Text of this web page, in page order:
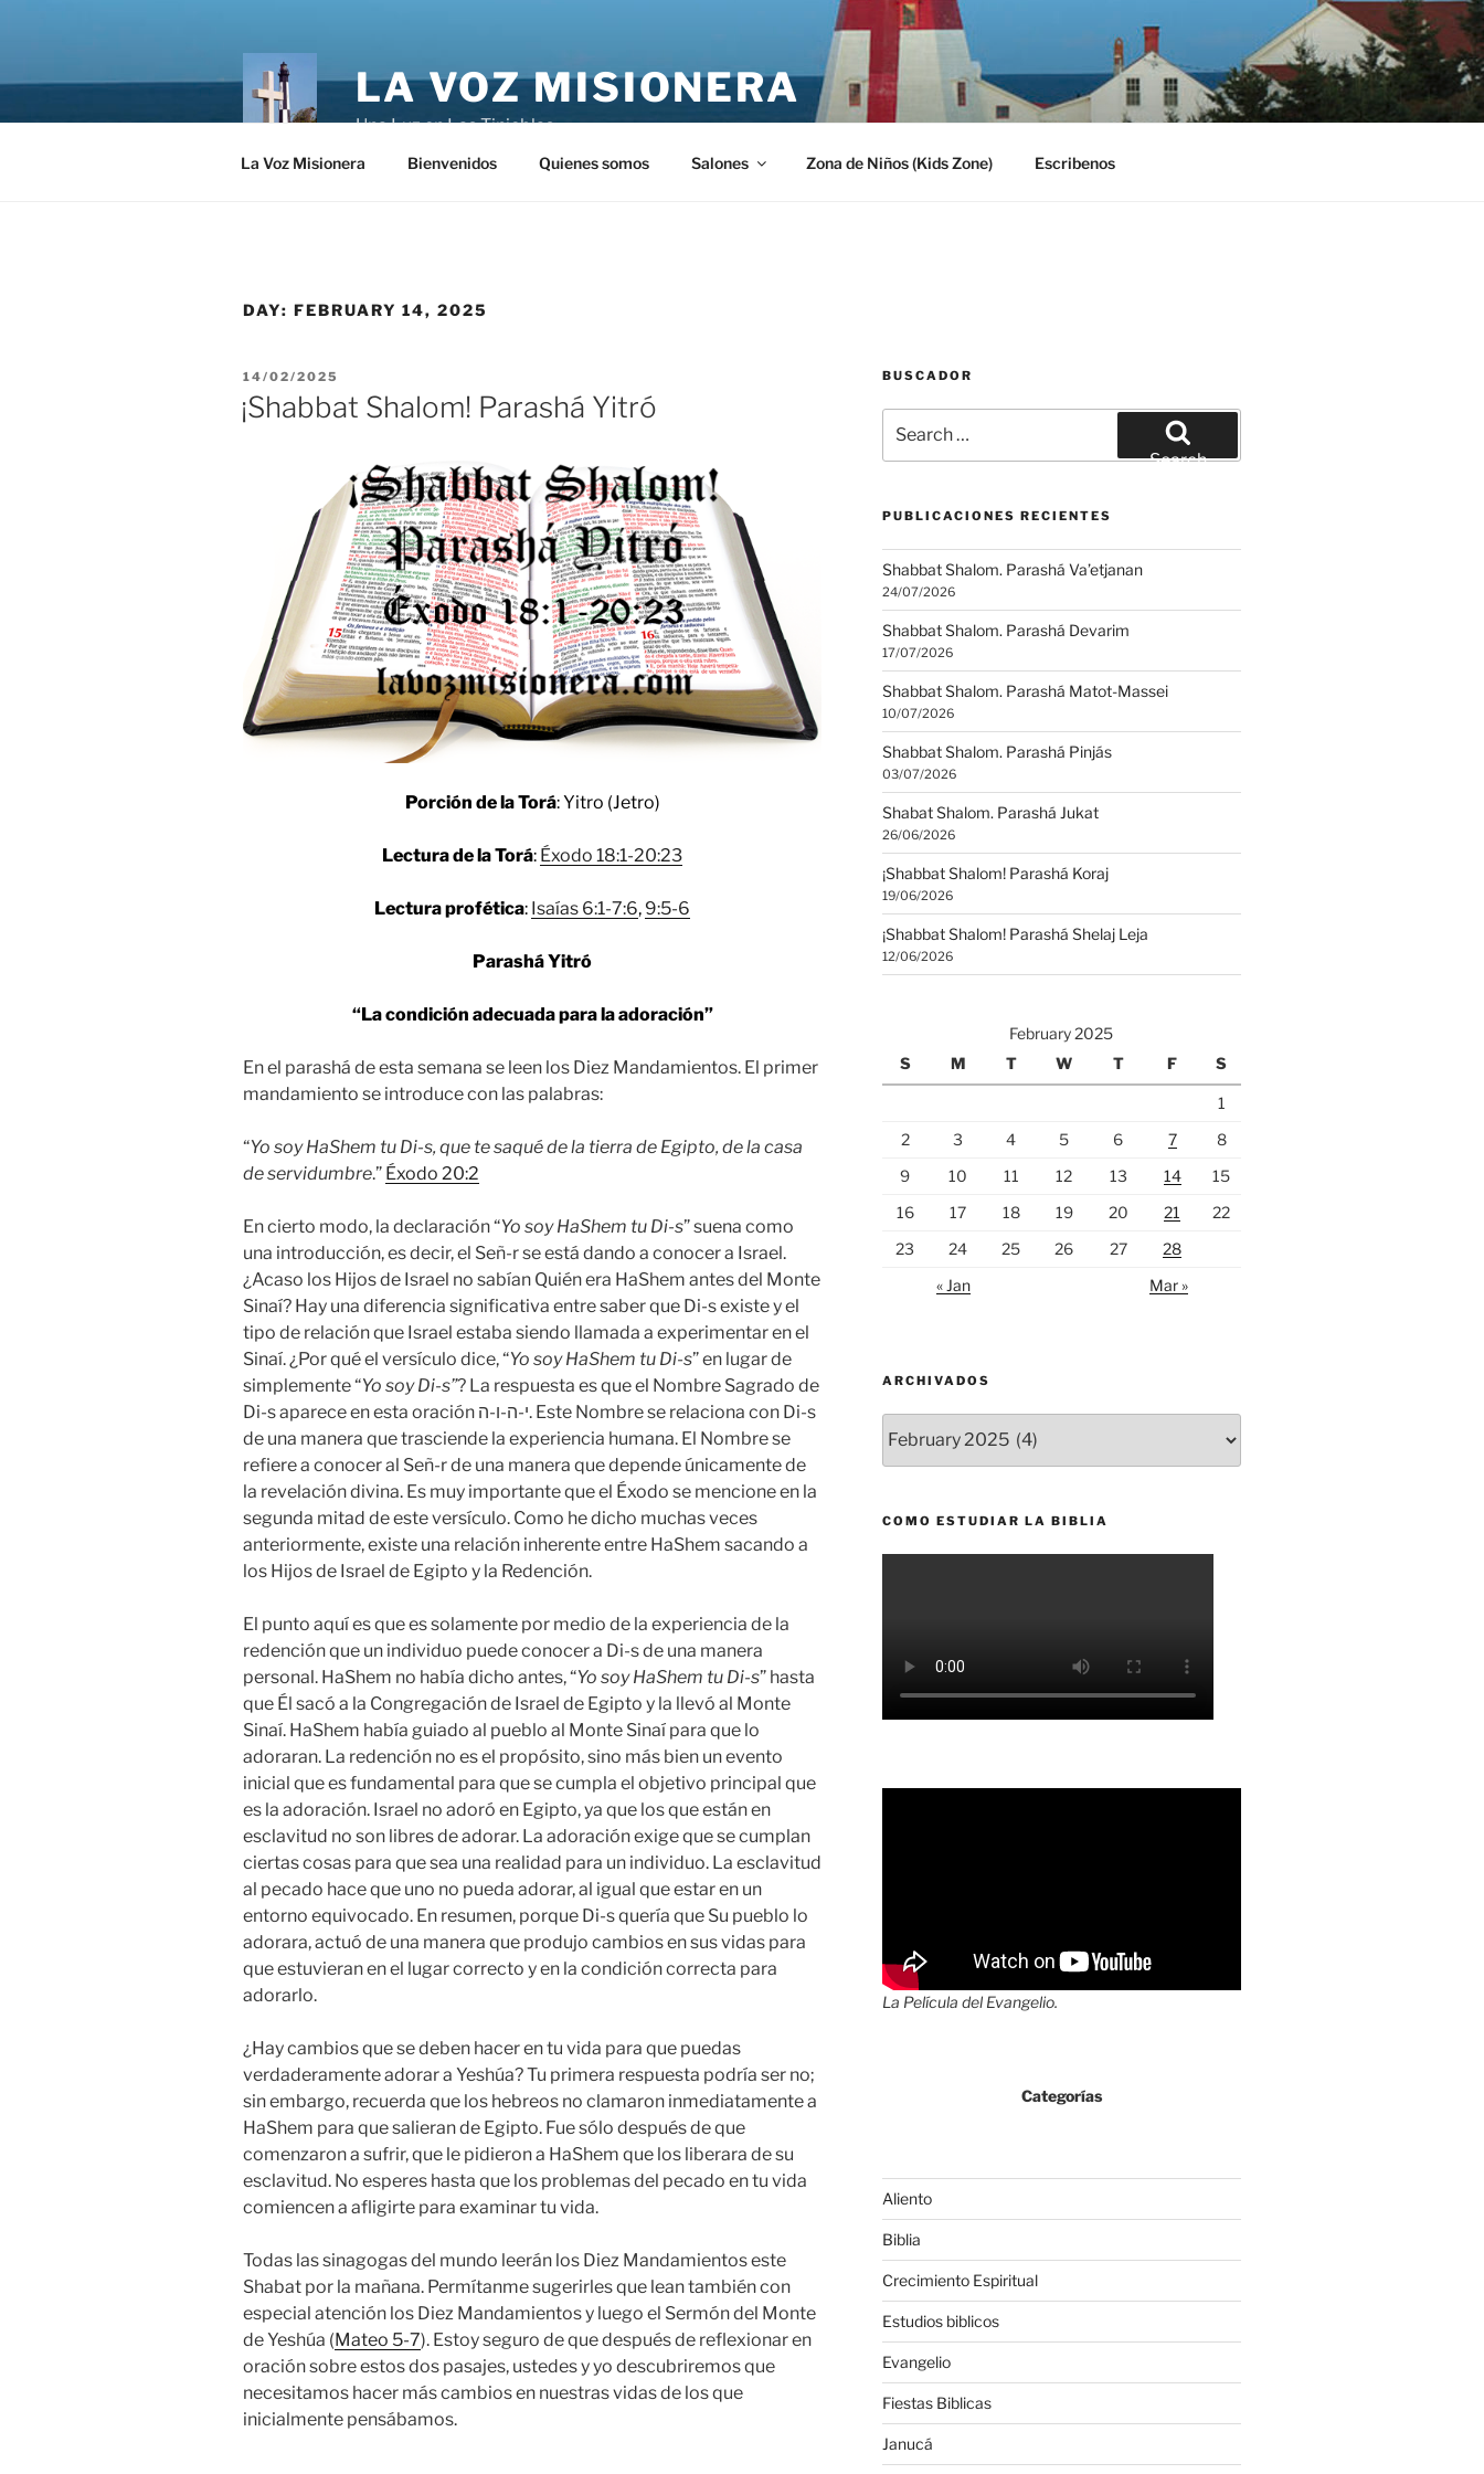
LA VOZ MISIONERA
Una Luz en Las Tinieblas
La Voz Misionera Bienvenidos Quienes somos Salones Zona de Niños (Kids Zone) Escribenos
DAY: FEBRUARY 14, 2025
POSTED
ON
14/02/2025
¡Shabbat Shalom! Parashá Yitró
Porción de la Torá: Yitro (Jetro)
Lectura de la Torá: Éxodo 18:1-20:23
Lectura profética: Isaías 6:1-7:6, 9:5-6
Parashá Yitró
“La condición adecuada para la adoración”
En el parashá de esta semana se leen los Diez Mandamientos. El primer
mandamiento se introduce con las palabras:
“Yo soy HaShem tu Di-s, que te saqué de la tierra de Egipto, de la casa
de servidumbre.” Éxodo 20:2
En cierto modo, la declaración “Yo soy HaShem tu Di-s” suena como
una introducción, es decir, el Señ-r se está dando a conocer a Israel.
¿Acaso los Hijos de Israel no sabían Quién era HaShem antes del Monte
Sinaí? Hay una diferencia significativa entre saber que Di-s existe y el
tipo de relación que Israel estaba siendo llamada a experimentar en el
Sinaí. ¿Por qué el versículo dice, “Yo soy HaShem tu Di-s” en lugar de
simplemente “Yo soy Di-s”? La respuesta es que el Nombre Sagrado de
Di-s aparece en esta oración י-ה-ו-ה. Este Nombre se relaciona con Di-s
de una manera que trasciende la experiencia humana. El Nombre se
refiere a conocer al Señ-r de una manera que depende únicamente de
la revelación divina. Es muy importante que el Éxodo se mencione en la
segunda mitad de este versículo. Como he dicho muchas veces
anteriormente, existe una relación inherente entre HaShem sacando a
los Hijos de Israel de Egipto y la Redención.
El punto aquí es que es solamente por medio de la experiencia de la
redención que un individuo puede conocer a Di-s de una manera
personal. HaShem no había dicho antes, “Yo soy HaShem tu Di-s” hasta
que Él sacó a la Congregación de Israel de Egipto y la llevó al Monte
Sinaí. HaShem había guiado al pueblo al Monte Sinaí para que lo
adoraran. La redención no es el propósito, sino más bien un evento
inicial que es fundamental para que se cumpla el objetivo principal que
es la adoración. Israel no adoró en Egipto, ya que los que están en
esclavitud no son libres de adorar. La adoración exige que se cumplan
ciertas cosas para que sea una realidad para un individuo. La esclavitud
al pecado hace que uno no pueda adorar, al igual que estar en un
entorno equivocado. En resumen, porque Di-s quería que Su pueblo lo
adorara, actuó de una manera que produjo cambios en sus vidas para
que estuvieran en el lugar correcto y en la condición correcta para
adorarlo.
¿Hay cambios que se deben hacer en tu vida para que puedas
verdaderamente adorar a Yeshúa? Tu primera respuesta podría ser no;
sin embargo, recuerda que los hebreos no clamaron inmediatamente a
HaShem para que salieran de Egipto. Fue sólo después de que
comenzaron a sufrir, que le pidieron a HaShem que los liberara de su
esclavitud. No esperes hasta que los problemas del pecado en tu vida
comiencen a afligirte para examinar tu vida.
Todas las sinagogas del mundo leerán los Diez Mandamientos este
Shabat por la mañana. Permítanme sugerirles que lean también con
especial atención los Diez Mandamientos y luego el Sermón del Monte
de Yeshúa (Mateo 5-7). Estoy seguro de que después de reflexionar en
oración sobre estos dos pasajes, ustedes y yo descubriremos que
necesitamos hacer más cambios en nuestras vidas de los que
inicialmente pensábamos.
BUSCADOR
for:
Search
PUBLICACIONES RECIENTES
Shabbat Shalom. Parashá Va’etjanan
24/07/2026
Shabbat Shalom. Parashá Devarim
17/07/2026
Shabbat Shalom. Parashá Matot-Massei
10/07/2026
Shabbat Shalom. Parashá Pinjás
03/07/2026
Shabat Shalom. Parashá Jukat
26/06/2026
¡Shabbat Shalom! Parashá Koraj
19/06/2026
¡Shabbat Shalom! Parashá Shelaj Leja
12/06/2026
February 2025
S
M T W T F S
1
2
3 4 5 6 7
8
9
10 11 12 13 14
15
16
17 18 19 20 21
22
23
24 25 26 27
28
« Jan
Mar »
ARCHIVADOS
COMO ESTUDIAR LA BIBLIA
La Película del Evangelio.
Categorías
Aliento
Biblia
Crecimiento Espiritual
Estudios biblicos
Evangelio
Fiestas Biblicas
Janucá